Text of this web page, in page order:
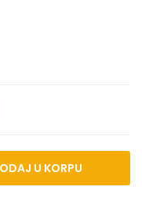
U KORPU